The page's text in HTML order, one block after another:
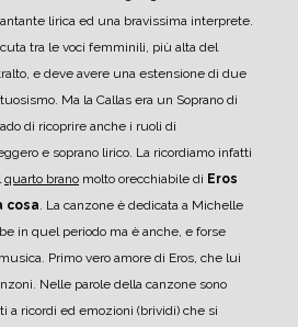
lirica ed una bravissima interprete.
tra le voci femminili, più alta del
e deve avere una estensione di due
Ma la Callas era un Soprano di
di ricoprire anche i ruoli di
e soprano lirico. La ricordiamo infatti
quarto brano molto orecchiabile di Eros
cosa. La canzone è dedicata a Michelle
in quel periodo ma è anche, e forse
Primo vero amore di Eros, che lui
Nelle parole della canzone sono
ricordi ed emozioni (brividi) che si